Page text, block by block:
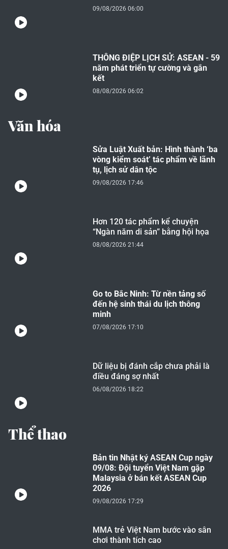
09/08/2026 06:00
THÔNG ĐIỆP LỊCH SỬ: ASEAN - 59
năm phát triển tự cường và gắn
kết
08/08/2026 06:02
Văn hóa
Sửa Luật Xuất bản: Hình thành ‘ba
vòng kiểm soát’ tác phẩm về lãnh
tụ, lịch sử dân tộc
09/08/2026 17:46
Hơn 120 tác phẩm kể chuyện
“Ngàn năm di sản” bằng hội họa
08/08/2026 21:44
Go to Bắc Ninh: Từ nền tảng số
đến hệ sinh thái du lịch thông
minh
07/08/2026 17:10
Dữ liệu bị đánh cắp chưa phải là
điều đáng sợ nhất
06/08/2026 18:22
Thể thao
Bản tin Nhật ký ASEAN Cup ngày
09/08: Đội tuyển Việt Nam gặp
Malaysia ở bán kết ASEAN Cup
2026
09/08/2026 17:29
MMA trẻ Việt Nam bước vào sân
chơi thành tích cao